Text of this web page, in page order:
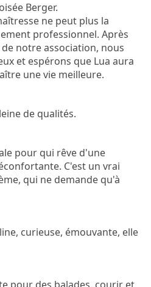
Berger.
ne peut plus la
professionnel. Après
notre association, nous
et espérons que Lua aura
une vie meilleure.
de qualités.
pour qui rêve d'une
C'est un vrai
qui ne demande qu'à
curieuse, émouvante, elle